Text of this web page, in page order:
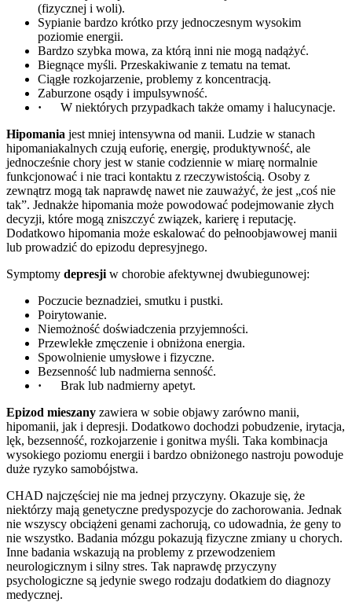
(fizycznej i woli).
Sypianie bardzo krótko przy jednoczesnym wysokim
poziomie energii.
Bardzo szybka mowa, za którą inni nie mogą nadążyć.
Biegnące myśli. Przeskakiwanie z tematu na temat.
Ciągłe rozkojarzenie, problemy z koncentracją.
Zaburzone osądy i impulsywność.
· W niektórych przypadkach także omamy i halucynacje.
Hipomania jest mniej intensywna od manii. Ludzie w stanach
hipomaniakalnych czują euforię, energię, produktywność, ale
jednocześnie chory jest w stanie codziennie w miarę normalnie
funkcjonować i nie traci kontaktu z rzeczywistością. Osoby z
zewnątrz mogą tak naprawdę nawet nie zauważyć, że jest „coś nie
tak”. Jednakże hipomania może powodować podejmowanie złych
decyzji, które mogą zniszczyć związek, karierę i reputację.
Dodatkowo hipomania może eskalować do pełnoobjawowej manii
lub prowadzić do epizodu depresyjnego.
Symptomy depresji w chorobie afektywnej dwubiegunowej:
Poczucie beznadziei, smutku i pustki.
Poirytowanie.
Niemożność doświadczenia przyjemności.
Przewlekłe zmęczenie i obniżona energia.
Spowolnienie umysłowe i fizyczne.
Bezsenność lub nadmierna senność.
· Brak lub nadmierny apetyt.
Epizod mieszany zawiera w sobie objawy zarówno manii,
hipomanii, jak i depresji. Dodatkowo dochodzi pobudzenie, irytacja,
lęk, bezsenność, rozkojarzenie i gonitwa myśli. Taka kombinacja
wysokiego poziomu energii i bardzo obniżonego nastroju powoduje
duże ryzyko samobójstwa.
CHAD najczęściej nie ma jednej przyczyny. Okazuje się, że
niektórzy mają genetyczne predyspozycje do zachorowania. Jednak
nie wszyscy obciążeni genami zachorują, co udowadnia, że geny to
nie wszystko. Badania mózgu pokazują fizyczne zmiany u chorych.
Inne badania wskazują na problemy z przewodzeniem
neurologicznym i silny stres. Tak naprawdę przyczyny
psychologiczne są jedynie swego rodzaju dodatkiem do diagnozy
medycznej.